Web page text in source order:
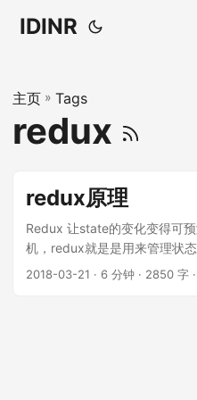
IDINR
主页 » Tags
redux
redux原理
Redux 让state的变化变得可
机，redux就是是用来管理状
action,永远返回对...
2018-03-21 · 6 分钟 · 2850 字